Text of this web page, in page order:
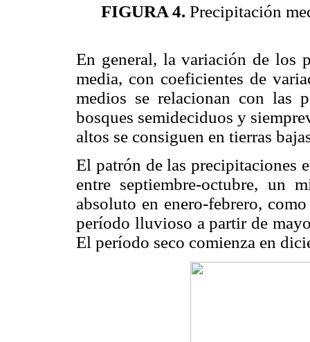
FIGURA 4. Precipitación
En general, la variación de los
media, con coeficientes de
medios se relacionan con las
bosques semideciduos y
altos se consiguen en tierras
El patrón de las precipitaciones
entre septiembre-octubre, un
absoluto en enero-febrero,
período lluvioso a partir de
El período seco comienza en